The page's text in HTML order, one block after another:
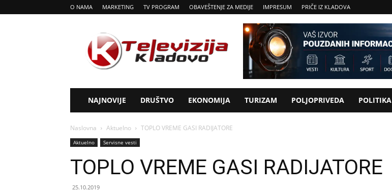
O NAMA MARKETING TV PROGRAM OBAVEŠTENJE ZA MEDIJE IMPRESUM PRIČE IZ KLADOVA
Tv
Kladovo
NAJNOVIJE DRUŠTVO EKONOMIJA TURIZAM POLJOPRIVEDA POLITIKA
Naslovna Aktuelno TOPLO VREME GASI RADIJATORE
Aktuelno Servisne vesti
TOPLO VREME GASI RADIJATORE
25.10.2019